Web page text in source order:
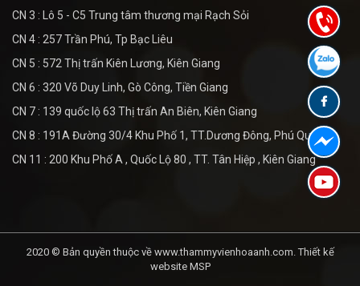
CN 3 : Lô 5 - C5 Trung tâm thương mại Rạch Sỏi
CN 4 : 257 Trần Phú, Tp Bạc Liêu
CN 5 : 572 Thị trấn Kiên Lương, Kiên Giang
CN 6 : 320 Võ Duy Linh, Gò Công, Tiền Giang
CN 7 : 139 quốc lộ 63 Thị trấn An Biên, Kiên Giang
CN 8 : 191A Đường 30/4 Khu Phố 1, TT.Dương Đông, Phú Quốc
CN 11 : 200 Khu Phố A , Quốc Lộ 80 , TT. Tân Hiệp , Kiên Giang
2020 © Bản quyền thuộc về www.thammyvienhoaanh.com.Thiết kế
website MSP